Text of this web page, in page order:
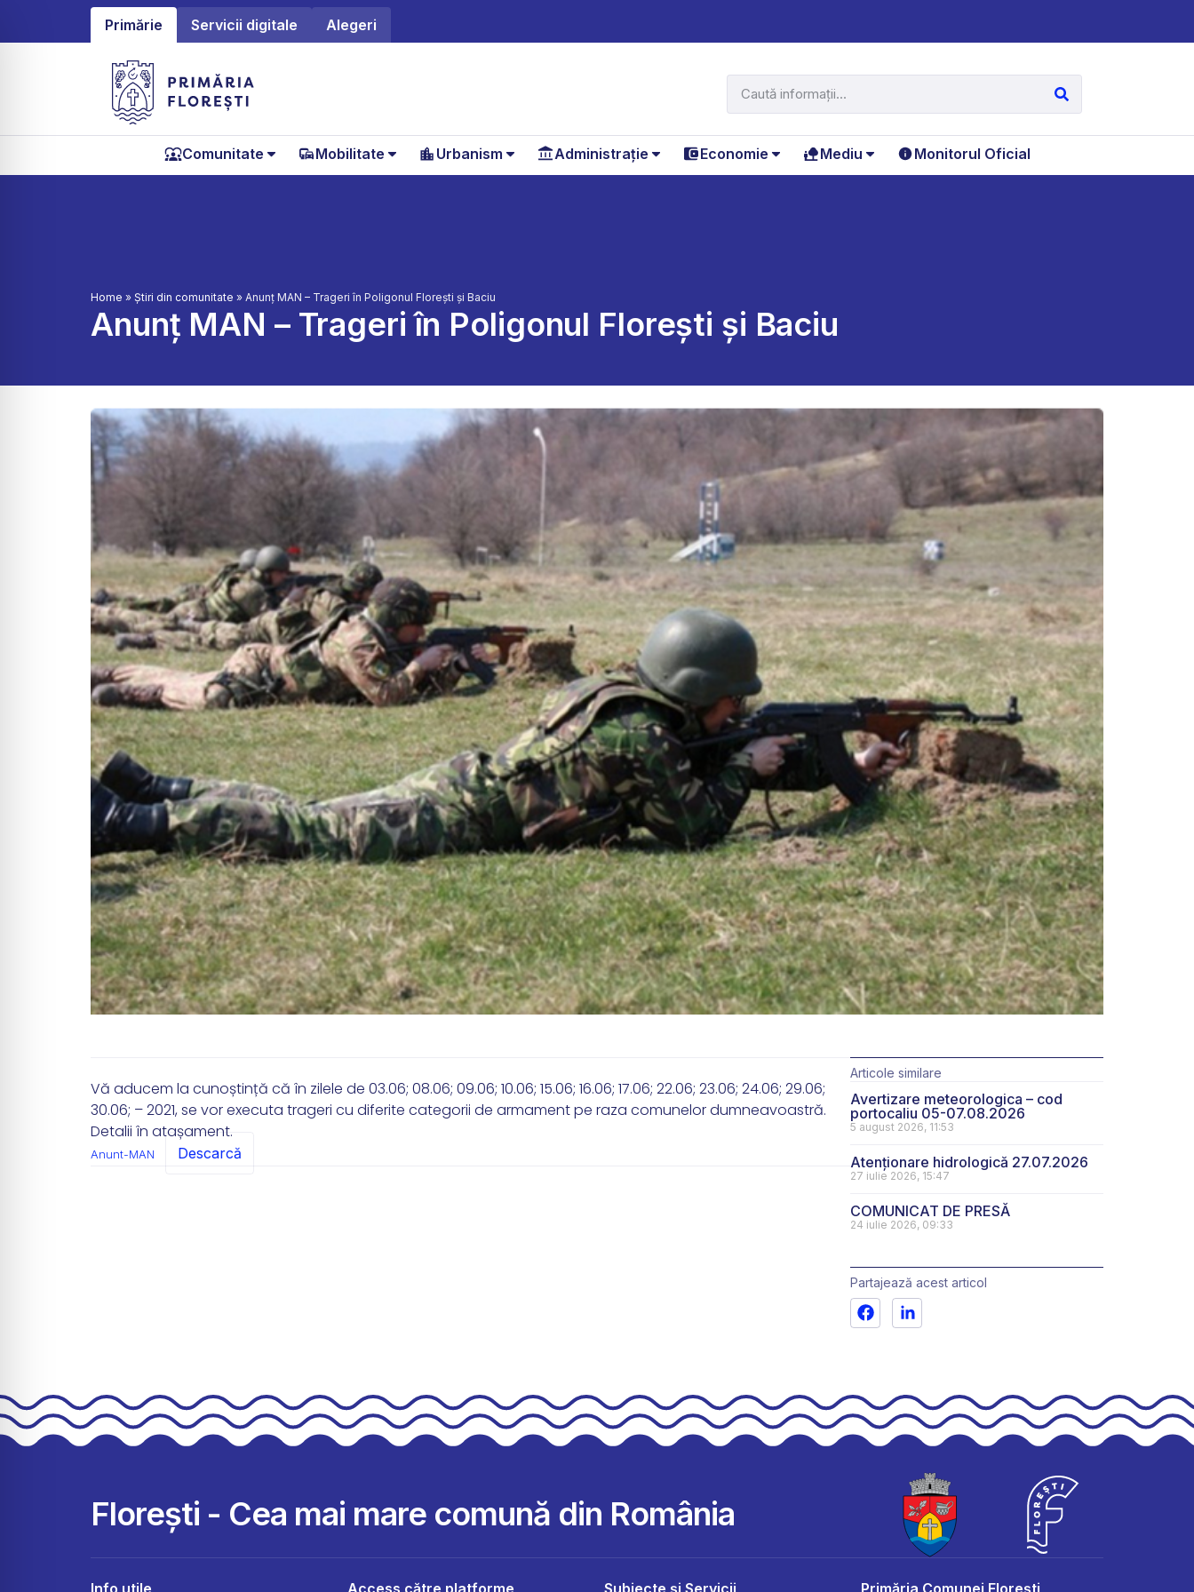
Primărie Servicii digitale Alegeri
Comunitate Mobilitate Urbanism Administrație Economie Mediu Monitorul Oficial
Home » Știri din comunitate » Anunț MAN – Trageri în Poligonul Florești și Baciu
Anunț MAN – Trageri în Poligonul Florești și Baciu
Vă aducem la cunoștință că în zilele de 03.06; 08.06; 09.06; 10.06; 15.06; 16.06; 17.06; 22.06; 23.06; 24.06; 29.06;
30.06; – 2021, se vor executa trageri cu diferite categorii de armament pe raza comunelor dumneavoastră.
Detalii în atașament.
Anunt-MAN Descarcă
Articole similare
Avertizare meteorologica – cod
portocaliu 05-07.08.2026
5 august 2026, 11:53
Atenționare hidrologică 27.07.2026
27 iulie 2026, 15:47
COMUNICAT DE PRESĂ
24 iulie 2026, 09:33
Partajează acest articol
Florești - Cea mai mare comună din România
Info utile Access către platforme Subiecte și Servicii Primăria Comunei Florești